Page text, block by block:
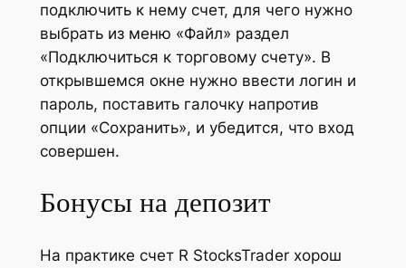
подключить к нему счет, для чего нужно
выбрать из меню «Файл» раздел
«Подключиться к торговому счету». В
открывшемся окне нужно ввести логин и
пароль, поставить галочку напротив
опции «Сохранить», и убедится, что вход
совершен.
Бонусы на депозит
На практике счет R StocksTrader хорош